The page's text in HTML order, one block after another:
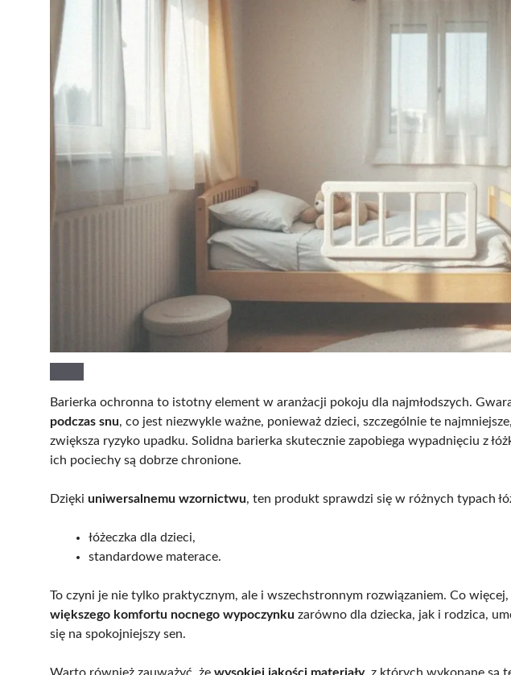
Barierka ochronna to istotny element w aranżacji pokoju dla najmłodszych.
podczas snu, co jest niezwykle ważne, ponieważ dzieci, szczególnie te
zwiększa ryzyko upadku. Solidna barierka skutecznie zapobiega wypadnięciu z
ich pociechy są dobrze chronione.
Dzięki uniwersalnemu wzornictwu, ten produkt sprawdzi się w różnych typach
łóżeczka dla dzieci,
standardowe materace.
To czyni je nie tylko praktycznym, ale i wszechstronnym rozwiązaniem. Co
większego komfortu nocnego wypoczynku zarówno dla dziecka, jak i rodzica,
się na spokojniejszy sen.